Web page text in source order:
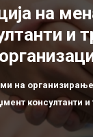
на
и
на организирање
консултанти